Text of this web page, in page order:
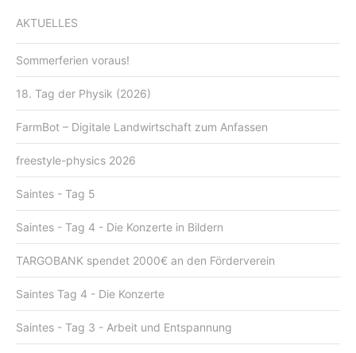
AKTUELLES
Sommerferien voraus!
18. Tag der Physik (2026)
FarmBot – Digitale Landwirtschaft zum Anfassen
freestyle-physics 2026
Saintes - Tag 5
Saintes - Tag 4 - Die Konzerte in Bildern
TARGOBANK spendet 2000€ an den Förderverein
Saintes Tag 4 - Die Konzerte
Saintes - Tag 3 - Arbeit und Entspannung